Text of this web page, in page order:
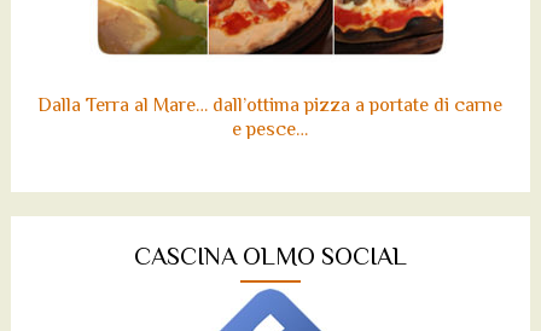
Dalla Terra al Mare… dall’ottima pizza a portate di carne
e pesce…
CASCINA OLMO SOCIAL